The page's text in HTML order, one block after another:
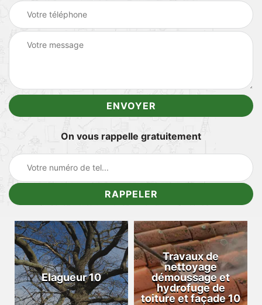
On vous rappelle gratuitement
Elagueur 10
Travaux de
nettoyage
démoussage et
hydrofuge de
toiture et façade 10